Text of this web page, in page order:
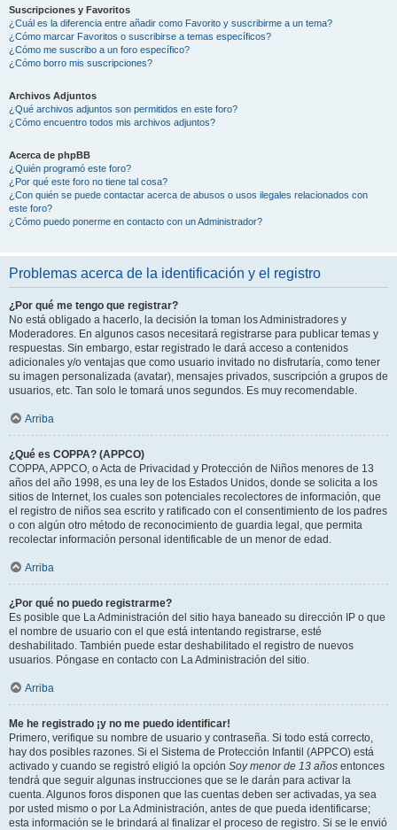
Suscripciones y Favoritos
¿Cuál es la diferencia entre añadir como Favorito y suscribirme a un tema?
¿Cómo marcar Favoritos o suscribirse a temas específicos?
¿Cómo me suscribo a un foro específico?
¿Cómo borro mis suscripciones?
Archivos Adjuntos
¿Qué archivos adjuntos son permitidos en este foro?
¿Cómo encuentro todos mis archivos adjuntos?
Acerca de phpBB
¿Quién programó este foro?
¿Por qué este foro no tiene tal cosa?
¿Con quién se puede contactar acerca de abusos o usos ilegales relacionados con
este foro?
¿Cómo puedo ponerme en contacto con un Administrador?
Problemas acerca de la identificación y el registro
¿Por qué me tengo que registrar?
No está obligado a hacerlo, la decisión la toman los Administradores y
Moderadores. En algunos casos necesitará registrarse para publicar temas y
respuestas. Sin embargo, estar registrado le dará acceso a contenidos
adicionales y/o ventajas que como usuario invitado no disfrutaría, como tener
su imagen personalizada (avatar), mensajes privados, suscripción a grupos de
usuarios, etc. Tan solo le tomará unos segundos. Es muy recomendable.
Arriba
¿Qué es COPPA? (APPCO)
COPPA, APPCO, o Acta de Privacidad y Protección de Niños menores de 13
años del año 1998, es una ley de los Estados Unidos, donde se solicita a los
sitios de Internet, los cuales son potenciales recolectores de información, que
el registro de niños sea escrito y ratificado con el consentimiento de los padres
o con algún otro método de reconocimiento de guardia legal, que permita
recolectar información personal identificable de un menor de edad.
Arriba
¿Por qué no puedo registrarme?
Es posible que La Administración del sitio haya baneado su dirección IP o que
el nombre de usuario con el que está intentando registrarse, esté
deshabilitado. También puede estar deshabilitado el registro de nuevos
usuarios. Póngase en contacto con La Administración del sitio.
Arriba
Me he registrado ¡y no me puedo identificar!
Primero, verifique su nombre de usuario y contraseña. Si todo está correcto,
hay dos posibles razones. Si el Sistema de Protección Infantil (APPCO) está
activado y cuando se registró eligió la opción Soy menor de 13 años entonces
tendrá que seguir algunas instrucciones que se le darán para activar la
cuenta. Algunos foros disponen que las cuentas deben ser activadas, ya sea
por usted mismo o por La Administración, antes de que pueda identificarse;
esta información se le brindará al finalizar el proceso de registro. Si se le envió